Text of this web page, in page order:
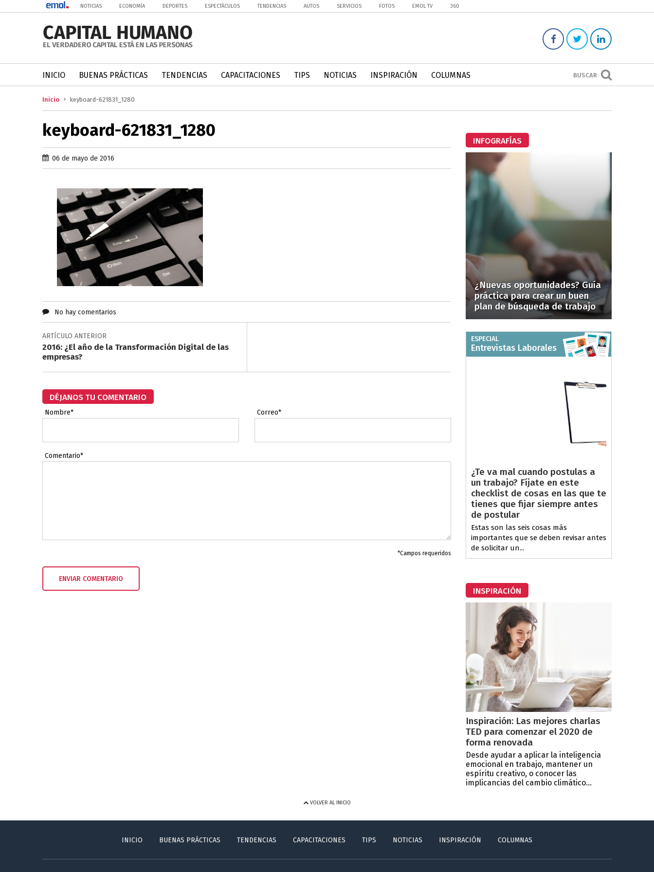
NOTICIAS ECONOMÍA DEPORTES ESPECTÁCULOS TENDENCIAS AUTOS SERVICIOS FOTOS EMOL TV 360
BUSCAR
INICIO BUENAS PRÁCTICAS TENDENCIAS CAPACITACIONES TIPS NOTICIAS INSPIRACIÓN COLUMNAS
Inicio keyboard-621831_1280
keyboard-621831_1280
06 de mayo de 2016
No hay comentarios
ARTÍCULO ANTERIOR
2016: ¿El año de la Transformación Digital de las
empresas?
DÉJANOS TU COMENTARIO
Nombre* Correo*
Comentario*
*Campos requeridos
INFOGRAFÍAS
¿Nuevas oportunidades? Guía
práctica para crear un buen
plan de búsqueda de trabajo
ESPECIAL
Entrevistas Laborales
¿Te va mal cuando postulas a
un trabajo? Fíjate en este
checklist de cosas en las que te
tienes que fijar siempre antes
de postular
Estas son las seis cosas más
importantes que se deben revisar antes
de solicitar un...
INSPIRACIÓN
Inspiración: Las mejores charlas
TED para comenzar el 2020 de
forma renovada
Desde ayudar a aplicar la inteligencia
emocional en trabajo, mantener un
espíritu creativo, o conocer las
implicancias del cambio climático...
VOLVER AL INICIO
INICIO BUENAS PRÁCTICAS TENDENCIAS CAPACITACIONES TIPS NOTICIAS INSPIRACIÓN COLUMNAS